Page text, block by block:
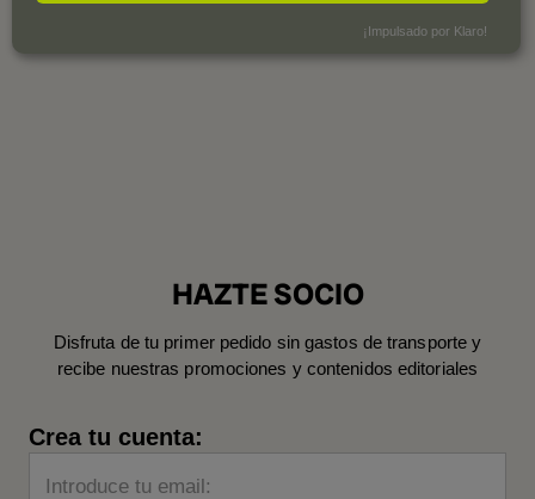
HAZTE SOCIO
Disfruta de tu primer pedido sin gastos de transporte y
recibe nuestras promociones y contenidos editoriales
Crea tu cuenta:
Introduce tu email:
¡Impulsado por Klaro!